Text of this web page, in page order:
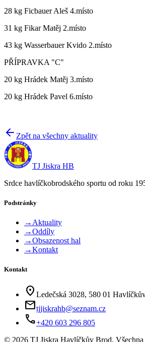
28 kg Ficbauer Aleš 4.místo
31 kg Fikar Matěj 2.místo
43 kg Wasserbauer Kvido 2.místo
PŘÍPRAVKA "C"
20 kg Hrádek Matěj 3.místo
20 kg Hrádek Pavel 6.místo
Zpět na všechny aktuality
TJ Jiskra HB
Srdce havlíčkobrodského sportu od roku
Podstránky
→ Aktuality
→Oddíly
→Obsazenost hal
→Kontakt
Kontakt
location_on Ledečská 3028, 580 01
mailtjjiskrahb@seznam.cz
phone+420 603 296 805
© 2026 TJ Jiskra Havlíčkův Brod. Všechna